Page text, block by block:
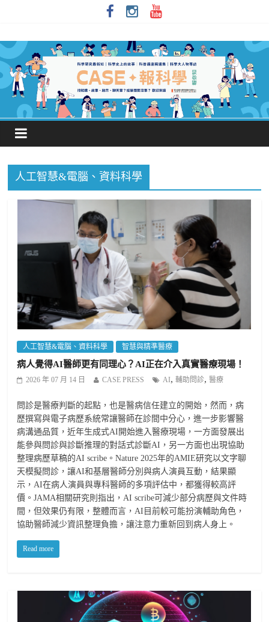
人工智慧&電腦、資料科學
人工智慧&電腦、資料科學 智慧與精準醫療
病人覺得AI醫師更有同理心？AI正在介入真實醫療現場！
2026 年 07 月 14 日 CASE PRESS AI,輔助問診,醫療
問診是醫療判斷的起點，也是醫病信任建立的開始，然而，病
歷撰寫與電子病歷系統常讓醫師在診間中分心，進一步影響醫
病溝通品質，近年生成式AI開始進入醫療現場，一方面發展出
能參與問診與診斷推理的對話式診斷AI，另一方面也出現協助
整理病歷草稿的AI scribe。Nature 2025年的AMIE研究以文字聊
天模擬問診，讓AI和基層醫師分別與病人演員互動，結果顯
示，AI在病人演員與專科醫師的多項評估中，都獲得較高評
價。JAMA相關研究則指出，AI scribe可減少部分病歷與文件時
間，但效果仍有限，整體而言，AI目前較可能扮演輔助角色，
協助醫師減少資訊整理負擔，讓注意力重新回到病人身上。
Read more